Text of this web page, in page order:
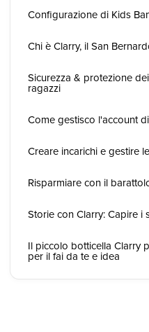
Configurazione di Kids
Chi è Clarry, il San
Sicurezza & protezione
ragazzi
Come gestisco l'account
Creare incarichi e gestire
Risparmiare con il
Storie con Clarry: Capire i
Il piccolo botticella Clarry
per il fai da te e idea